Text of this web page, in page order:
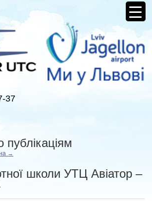
37
публікаціям
→
школи УТЦ Авіатор –